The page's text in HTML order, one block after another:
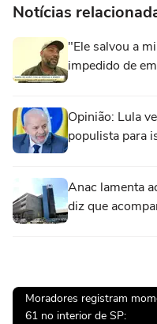
Notícias
"Ele salvou a
impedido de
Opinião: Lula
populista para
Anac lamenta
diz que
Moradores registram
61 no interior de SP: